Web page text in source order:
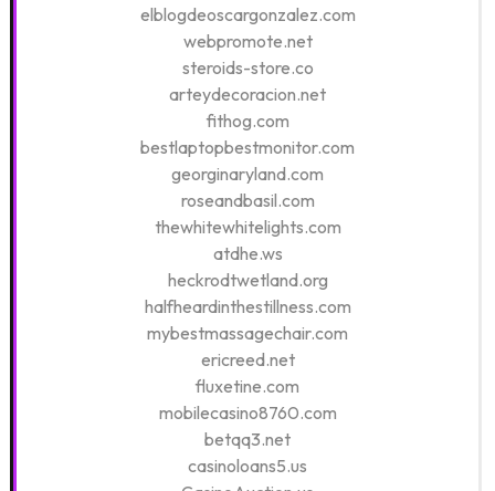
elblogdeoscargonzalez.com
webpromote.net
steroids-store.co
arteydecoracion.net
fithog.com
bestlaptopbestmonitor.com
georginaryland.com
roseandbasil.com
thewhitewhitelights.com
atdhe.ws
heckrodtwetland.org
halfheardinthestillness.com
mybestmassagechair.com
ericreed.net
fluxetine.com
mobilecasino8760.com
betqq3.net
casinoloans5.us